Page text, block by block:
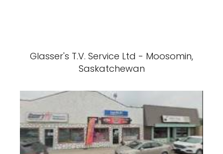
Glasser's T.V. Service Ltd - Moosomin,
Saskatchewan